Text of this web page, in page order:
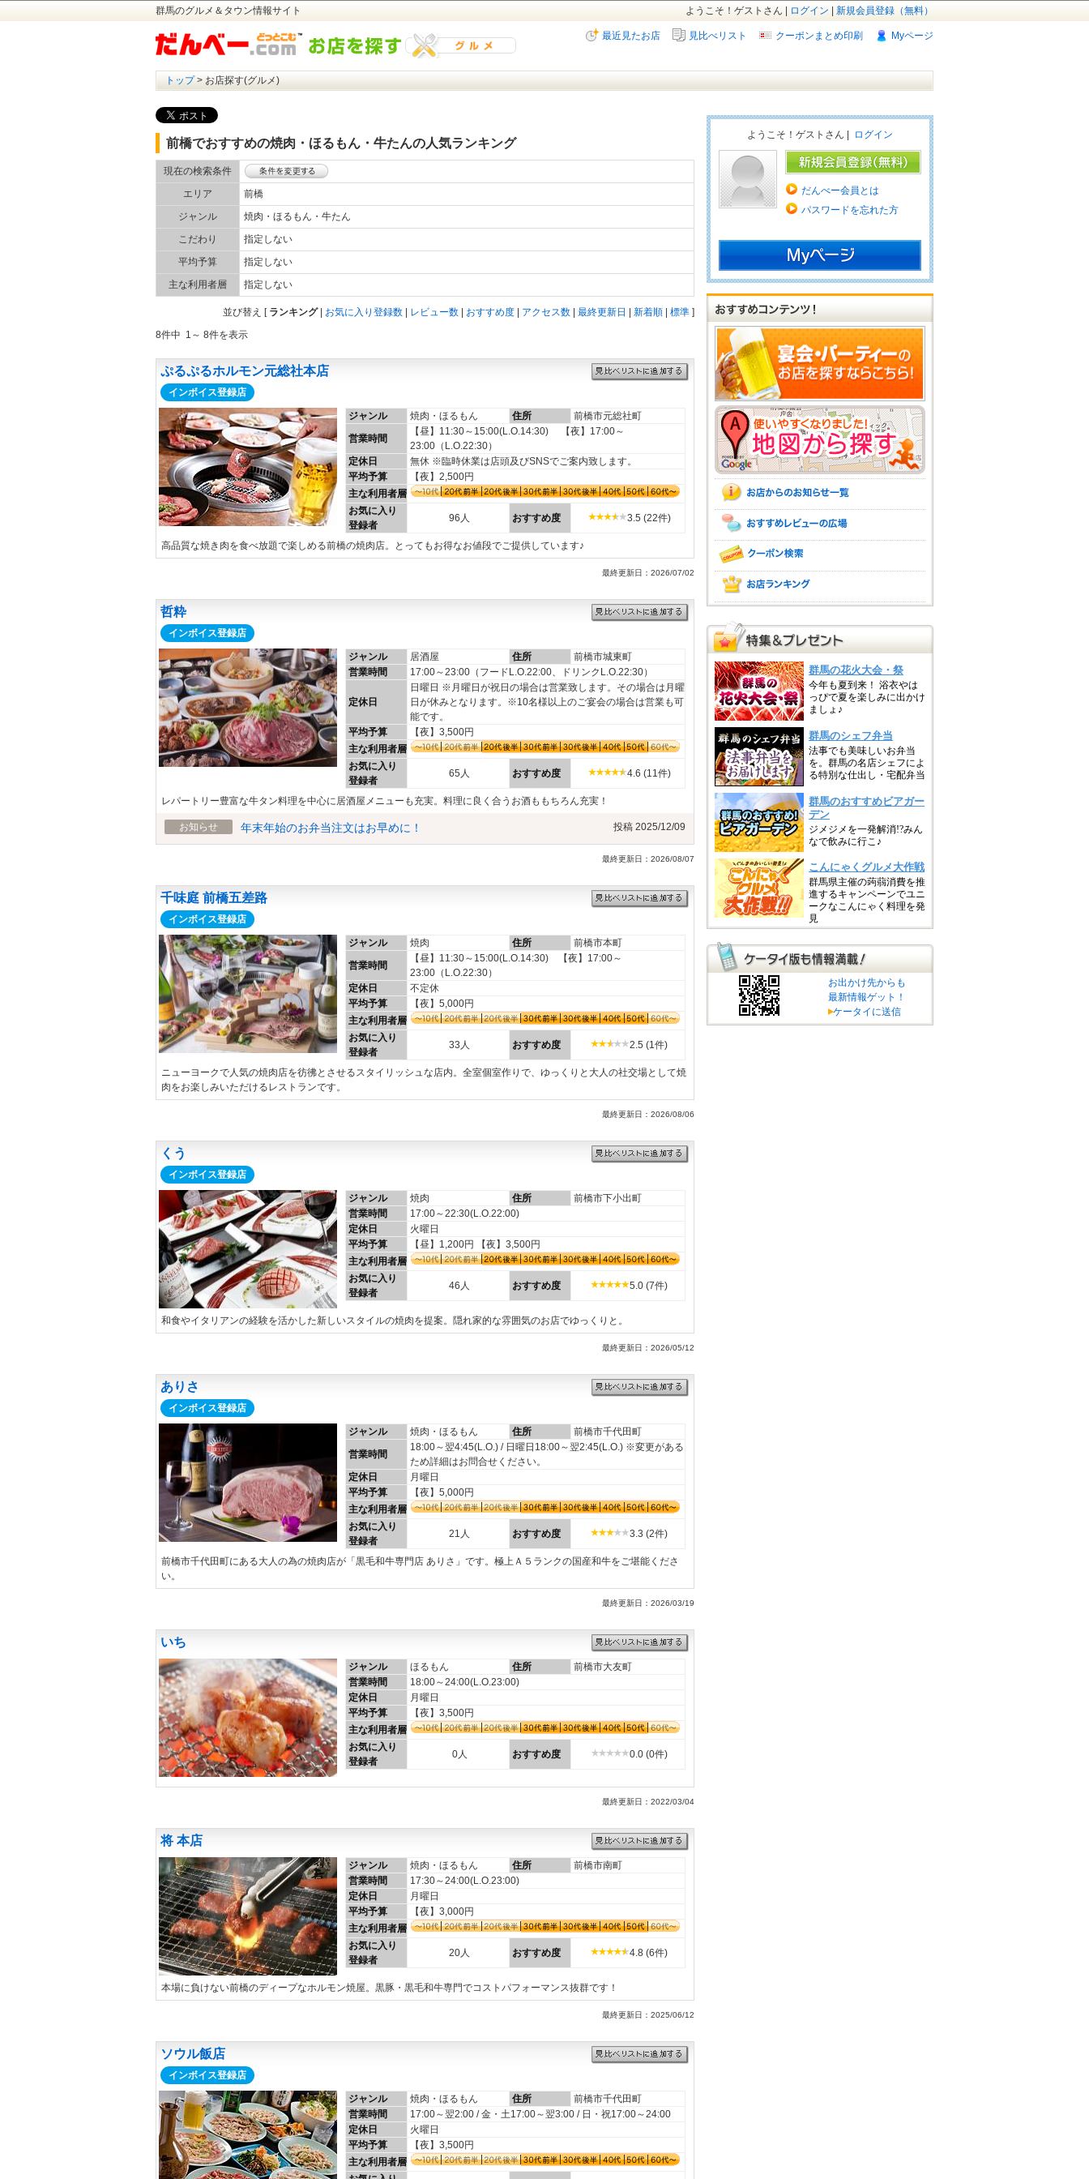
群馬のグルメ＆タウン情報サイト 新規会員登録（無料）
ログイン
ようこそ！ゲストさん |
Myページ
クーポンまとめ印刷
見比べリスト
最近見たお店
トップ> お店探す(グルメ)
前橋でおすすめの焼肉・ほるもん・牛たんの人気ランキング
現在の検索条件
エリア
前橋
ジャンル
焼肉・ほるもん・牛たん
こだわり
指定しない
平均予算
指定しない
主な利用者層
指定しない
]
標準
新着順
最終更新日
アクセス数
おすすめ度
レビュー数
お気に入り登録数
ランキング|
[
並び替え
8件中 1～ 8件を表示
ぷるぷるホルモン元総社本店
インボイス登録店
ジャンル 焼肉・ほるもん 住所
前橋市元総社町
営業時間
【昼】11:30～15:00(L.O.14:30) 【夜】17:00～
23:00（L.O.22:30）
定休日
無休 ※臨時休業は店頭及びSNSでご案内致します。
平均予算
【夜】2,500円
主な利用者層
お気に入り
登録者
96人 おすすめ度 3.5 (22件)
高品質な焼き肉を食べ放題で楽しめる前橋の焼肉店。とってもお得なお値段でご提供しています♪
最終更新日：2026/07/02
哲粋
インボイス登録店
ジャンル 居酒屋 住所
前橋市城東町
営業時間
17:00～23:00（フードL.O.22:00、ドリンクL.O.22:30）
定休日
日曜日 ※月曜日が祝日の場合は営業致します。その場合は月曜
日が休みとなります。※10名様以上のご宴会の場合は営業も可
能です。
平均予算
【夜】3,500円
主な利用者層
お気に入り
登録者
65人 おすすめ度 4.6 (11件)
レパートリー豊富な牛タン料理を中心に居酒屋メニューも充実。料理に良く合うお酒ももちろん充実！
お知らせ 年末年始のお弁当注文はお早めに！ 投稿 2025/12/09
最終更新日：2026/08/07
千味庭 前橋五差路
インボイス登録店
ジャンル 焼肉 住所
前橋市本町
営業時間
【昼】11:30～15:00(L.O.14:30) 【夜】17:00～
23:00（L.O.22:30）
定休日
不定休
平均予算
【夜】5,000円
主な利用者層
お気に入り
登録者
33人 おすすめ度 2.5 (1件)
ニューヨークで人気の焼肉店を彷彿とさせるスタイリッシュな店内。全室個室作りで、ゆっくりと大人の社交場として焼
肉をお楽しみいただけるレストランです。
最終更新日：2026/08/06
くう
インボイス登録店
ジャンル 焼肉 住所
前橋市下小出町
営業時間
17:00～22:30(L.O.22:00)
定休日
火曜日
平均予算
【昼】1,200円 【夜】3,500円
主な利用者層
お気に入り
登録者
46人 おすすめ度 5.0 (7件)
和食やイタリアンの経験を活かした新しいスタイルの焼肉を提案。隠れ家的な雰囲気のお店でゆっくりと。
最終更新日：2026/05/12
ありさ
インボイス登録店
ジャンル 焼肉・ほるもん 住所
前橋市千代田町
営業時間
18:00～翌4:45(L.O.) / 日曜日18:00～翌2:45(L.O.) ※変更がある
ため詳細はお問合せください。
定休日
月曜日
平均予算
【夜】5,000円
主な利用者層
お気に入り
登録者
21人 おすすめ度 3.3 (2件)
前橋市千代田町にある大人の為の焼肉店が「黒毛和牛専門店 ありさ」です。極上Ａ５ランクの国産和牛をご堪能くださ
い。
最終更新日：2026/03/19
いち
ジャンル ほるもん 住所
前橋市大友町
営業時間
18:00～24:00(L.O.23:00)
定休日
月曜日
平均予算
【夜】3,500円
主な利用者層
お気に入り
登録者
0人 おすすめ度 0.0 (0件)
最終更新日：2022/03/04
将 本店
ジャンル 焼肉・ほるもん 住所
前橋市南町
営業時間
17:30～24:00(L.O.23:00)
定休日
月曜日
平均予算
【夜】3,000円
主な利用者層
お気に入り
登録者
20人 おすすめ度 4.8 (6件)
本場に負けない前橋のディープなホルモン焼屋。黒豚・黒毛和牛専門でコストパフォーマンス抜群です！
最終更新日：2025/06/12
ソウル飯店
インボイス登録店
ジャンル 焼肉・ほるもん 住所
前橋市千代田町
営業時間
17:00～翌2:00 / 金・土17:00～翌3:00 / 日・祝17:00～24:00
定休日
火曜日
平均予算
【夜】3,500円
主な利用者層
ようこそ！ゲストさん | ログイン
だんべー会員とは
パスワードを忘れた方
お出かけ先からも
最新情報ゲット！
ケータイに送信